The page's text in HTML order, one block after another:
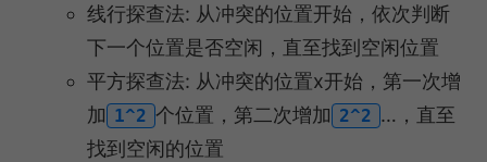
线行探查法: 从冲突的位置开始，依次判断
下一个位置是否空闲，直至找到空闲位置
平方探查法: 从冲突的位置x开始，第一次增
加 1^2 个位置，第二次增加 2^2 …，直至
找到空闲的位置